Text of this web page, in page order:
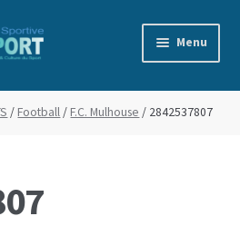
Menu
/ Football / F.C. Mulhouse / 2842537807